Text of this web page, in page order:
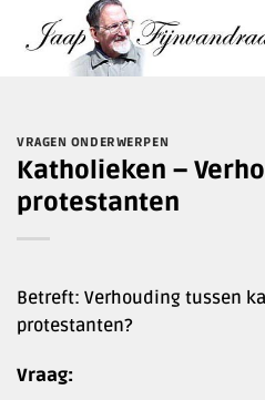
naar
VRAGEN ONDERWERPEN
Katholieken –
protestanten
Betreft: Verhouding tussen
protestanten?
Vraag: